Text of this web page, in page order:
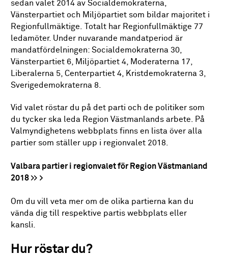
sedan valet 2014 av Socialdemokraterna,
Vänsterpartiet och Miljöpartiet som bildar majoritet i
Regionfullmäktige.
Totalt har Regionfullmäktige 77
ledamöter. Under nuvarande mandatperiod är
mandatfördelningen: Socialdemokraterna 30,
Vänsterpartiet 6, Miljöpartiet 4, Moderaterna 17,
Liberalerna 5, Centerpartiet 4, Kristdemokraterna 3,
Sverigedemokraterna 8.
Vid valet röstar du på det parti och de politiker som
du tycker ska leda Region Västmanlands arbete. På
Valmyndighetens webbplats finns en lista över alla
partier som ställer upp i regionvalet 2018.
Valbara partier i regionvalet för Region Västmanland
2018 >>
Om du vill veta mer om de olika partierna kan du
vända dig till respektive partis webbplats eller
kansli.
Hur röstar du?